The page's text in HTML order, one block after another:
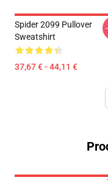
Spider 2099 Pullover
Sweatshirt
37,67 € - 44,11 €